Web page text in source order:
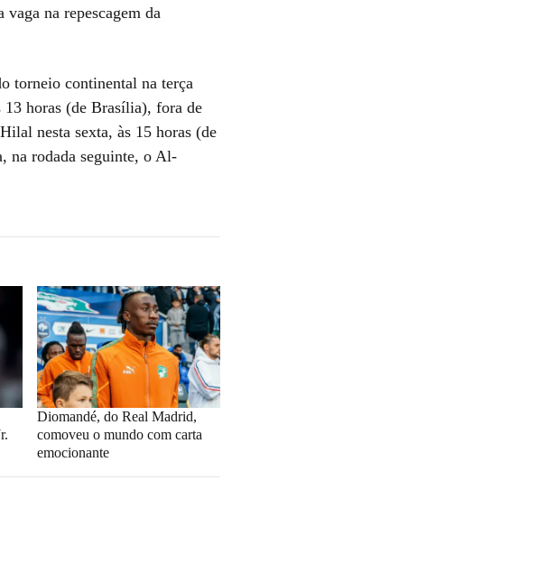
na repescagem da
torneio continental na terça
horas (de Brasília), fora de
nesta sexta, às 15 horas (de
na rodada seguinte, o Al-
Diomandé, do Real Madrid,
comoveu o mundo com carta
emocionante